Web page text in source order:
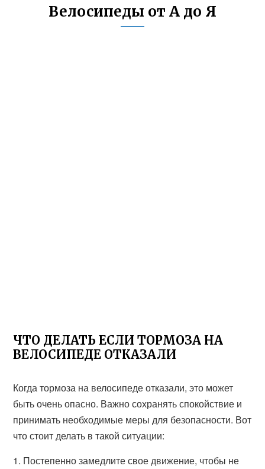
Велосипеды от А до Я
ЧТО ДЕЛАТЬ ЕСЛИ ТОРМОЗА НА
ВЕЛОСИПЕДЕ ОТКАЗАЛИ
Когда тормоза на велосипеде отказали, это может
быть очень опасно. Важно сохранять спокойствие и
принимать необходимые меры для безопасности. Вот
что стоит делать в такой ситуации:
1. Постепенно замедлите свое движение, чтобы не